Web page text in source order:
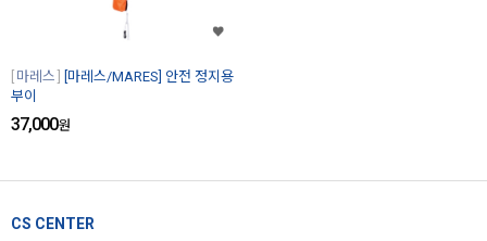
마레스
[마레스/MARES] 안전 정지용
부이
37,000원
CS CENTER